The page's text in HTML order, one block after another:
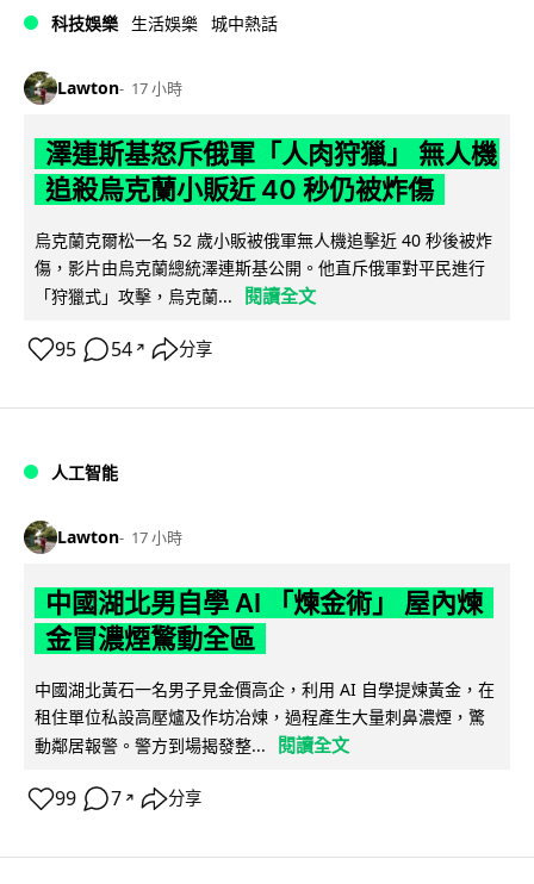
科技娛樂 生活娛樂 城中熱話
Lawton 17 小時
澤連斯基怒斥俄軍「人肉狩獵」 無人機
追殺烏克蘭小販近 40 秒仍被炸傷
烏克蘭克爾松一名 52 歲小販被俄軍無人機追擊近 40 秒後被炸
傷，影片由烏克蘭總統澤連斯基公開。他直斥俄軍對平民進行
「狩獵式」攻擊，烏克蘭...
閱讀全文
95 54 ↗ 分享
人工智能
Lawton 17 小時
中國湖北男自學 AI 「煉金術」 屋內煉
金冒濃煙驚動全區
中國湖北黃石一名男子見金價高企，利用 AI 自學提煉黃金，在
租住單位私設高壓爐及作坊冶煉，過程產生大量刺鼻濃煙，驚
動鄰居報警。警方到場揭發整...
閱讀全文
99 7 ↗ 分享